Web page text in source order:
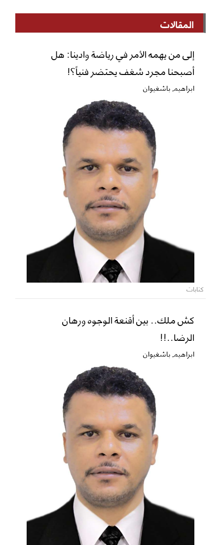
المقالات
إلى من يهمه الأمر في رياضة وادينا: هل
أصبحنا مجرد شغف يحتضر فنياً؟!
ابراهيم باشغيوان
كتابات
كش ملك.. بين أقنعة الوجوه ورهان
الرضا..!!
ابراهيم باشغيوان